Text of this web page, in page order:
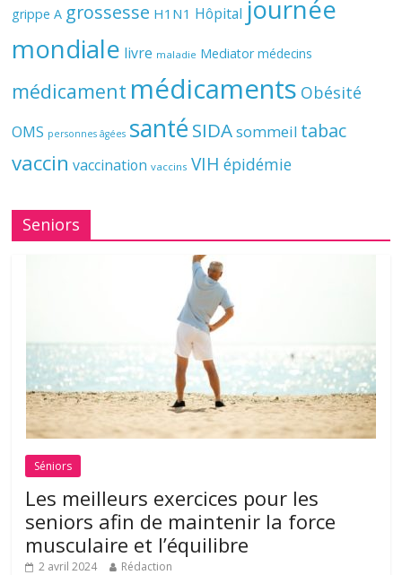
grippe A grossesse H1N1 Hôpital journée
mondiale livre maladie Mediator médecins
médicament médicaments Obésité
OMS personnes âgées santé SIDAsommeil tabac
vaccin vaccination vaccins VIH épidémie
Seniors
Séniors
Les meilleurs exercices pour les
seniors afin de maintenir la force
musculaire et l’équilibre
2 avril 2024 Rédaction